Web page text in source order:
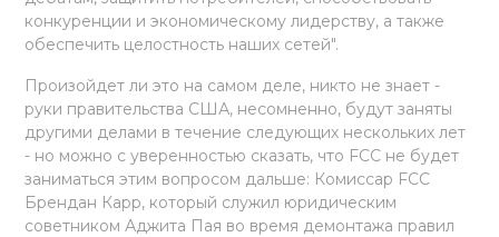
конкуренции и экономическому лидерству, а также
обеспечить целостность наших сетей".
Произойдет ли это на самом деле, никто не знает -
руки правительства США, несомненно, будут заняты
другими делами в течение следующих нескольких лет
- но можно с уверенностью сказать, что FCC не будет
заниматься этим вопросом дальше: Комиссар FCC
Брендан Карр, который служил юридическим
советником Аджита Пая во время демонтажа правил